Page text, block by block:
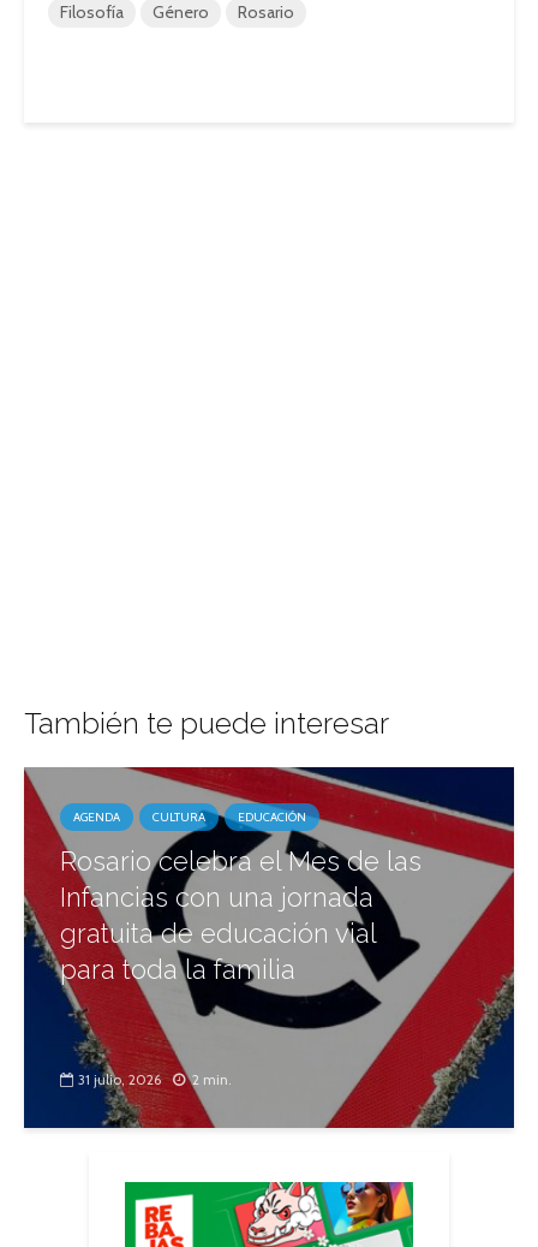
Filosofía Género Rosario
También te puede interesar
AGENDA CULTURA EDUCACIÓN
Rosario celebra el Mes de las
Infancias con una jornada
gratuita de educación vial
para toda la familia
31 julio, 2026 2 min.